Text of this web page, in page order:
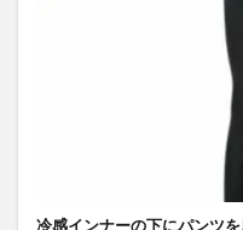
冷感インナーの下にパンツ